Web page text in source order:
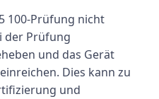
100-Prüfung nicht
der Prüfung
und das Gerät
Dies kann zu
und